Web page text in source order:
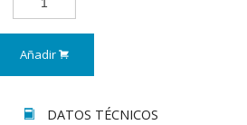
Añadir
DATOS TÉCNICOS